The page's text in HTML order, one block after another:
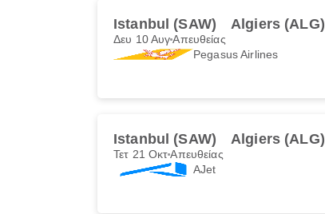
Istanbul (SAW) Algiers (ALG)
Δευ 10 ΑυγΑπευθείας
Pegasus Airlines
Istanbul (SAW) Algiers (ALG)
Τετ 21 ΟκτΑπευθείας
AJet